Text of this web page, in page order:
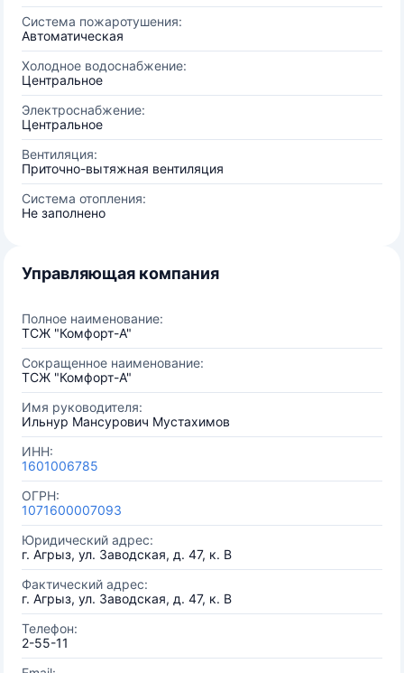
Система пожаротушения:
Автоматическая
Холодное водоснабжение:
Центральное
Электроснабжение:
Центральное
Вентиляция:
Приточно-вытяжная вентиляция
Система отопления:
Не заполнено
Управляющая компания
Полное наименование:
ТСЖ "Комфорт-А"
Сокращенное наименование:
ТСЖ "Комфорт-А"
Имя руководителя:
Ильнур Мансурович Мустахимов
ИНН:
1601006785
ОГРН:
1071600007093
Юридический адрес:
г. Агрыз, ул. Заводская, д. 47, к. В
Фактический адрес:
г. Агрыз, ул. Заводская, д. 47, к. В
Телефон:
2-55-11